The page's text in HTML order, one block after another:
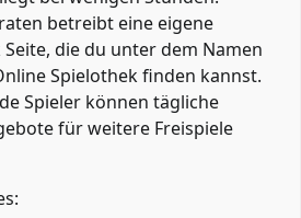
betreibt eine eigene
Seite, die du unter dem Namen
Spielothek finden kannst.
Spieler können tägliche
für weitere Freispiele